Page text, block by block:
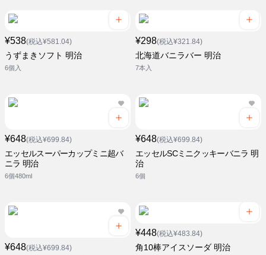
¥538(税込¥581.04)
うずまきソフト 明治
6個入
¥298(税込¥321.84)
北海道バニラバー 明治
7本入
¥648(税込¥699.84)
エッセルスーパーカップミニ超バ
ニラ 明治
6個480ml
¥648(税込¥699.84)
エッセルSCミニクッキーバニラ 明
治
6個
¥648(税込¥699.84)
¥448(税込¥483.84)
角10棒アイスソーダ 明治